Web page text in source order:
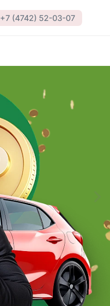
+7 (4742) 52-03-07